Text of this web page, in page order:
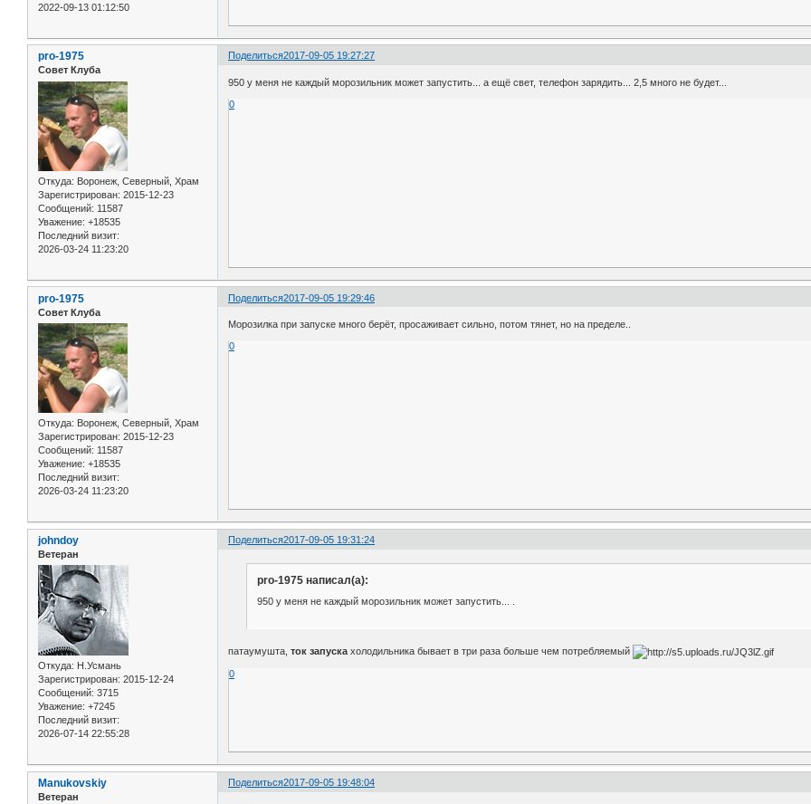
2022-09-13 01:12:50
Поделиться2017-09-05 19:27:27
pro-1975
Совет Клуба
Откуда: Воронеж, Северный, Храм
Зарегистрирован: 2015-12-23
Сообщений: 11587
Уважение: +18535
Последний визит:
2026-03-24 11:23:20
950 у меня не каждый морозильник может запустить... а ещё свет, телефон зарядить... 2,5 много не будет...
0
Поделиться2017-09-05 19:29:46
pro-1975
Совет Клуба
Откуда: Воронеж, Северный, Храм
Зарегистрирован: 2015-12-23
Сообщений: 11587
Уважение: +18535
Последний визит:
2026-03-24 11:23:20
Морозилка при запуске много берёт, просаживает сильно, потом тянет, но на пределе..
0
Поделиться2017-09-05 19:31:24
johndoy
Ветеран
Откуда: Н.Усмань
Зарегистрирован: 2015-12-24
Сообщений: 3715
Уважение: +7245
Последний визит:
2026-07-14 22:55:28
pro-1975 написал(а):
950 у меня не каждый морозильник может запустить... .
патаумушта,ток запуска холодильника бывает в три раза больше чем потребляемый
0
Поделиться2017-09-05 19:48:04
Manukovskiy
Ветеран